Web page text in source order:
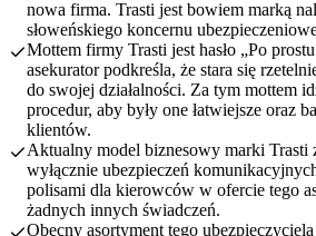
nowa firma. Trasti jest bowiem marką
słoweńskiego koncernu
Mottem firmy Trasti jest hasło „Po
asekurator podkreśla, że stara się
do swojej działalności. Za tym mottem
procedur, aby były one łatwiejsze oraz
klientów.
Aktualny model biznesowy marki Trasti
wyłącznie ubezpieczeń
polisami dla kierowców w ofercie tego
żadnych innych świadczeń.
Obecny asortyment tego